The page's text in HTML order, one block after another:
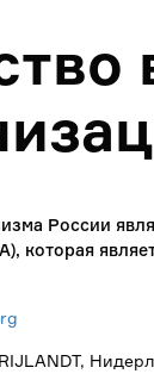
России
которая